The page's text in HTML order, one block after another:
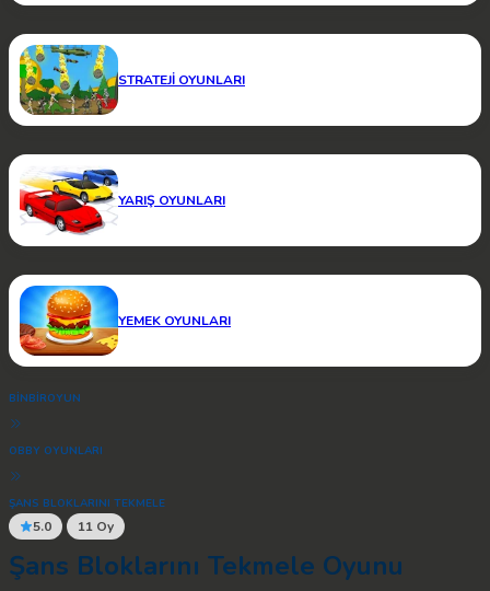
STRATEJI OYUNLARI
YARIŞ OYUNLARI
YEMEK OYUNLARI
BİNBİROYUN
OBBY OYUNLARI
ŞANS BLOKLARINI TEKMELE
5.0 11 Oy
Şans Bloklarını Tekmele Oyunu